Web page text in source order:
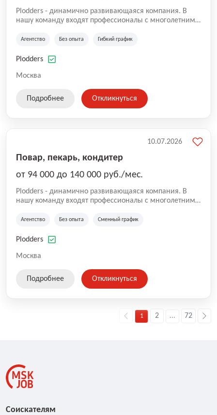
Plodders - динамично развивающаяся компания. В
нашу команду входят профессионалы с многолетним
на рынке аутсорсинга, а накопленный опыт позволяют
оказываемых услуг.
Агентство Без опыта Гибкий график
Plodders
Москва
Подробнее Откликнуться
Повар, пекарь, кондитер
от 94 000 до 140 000 руб./мес.
Plodders - динамично развивающаяся компания. В
нашу команду входят профессионалы с многолетним
на рынке аутсорсинга, а накопленный опыт позволяют
оказываемых услуг.
Агентство Без опыта Сменный график
Plodders
Москва
10.07.2026
Подробнее Откликнуться
1 2 ... 72
Соискателям